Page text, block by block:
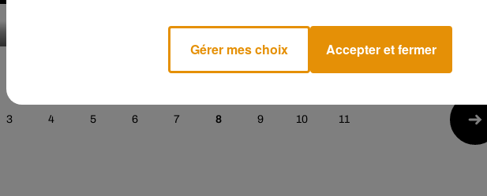
retour avec son nouveau single
reprise d’un titre culte
3 4 5 6 7 8 9 10 11
Gérer mes choix Accepter et fermer